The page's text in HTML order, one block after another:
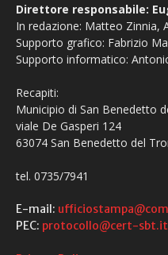
Direttore responsabile:
In redazione: Matteo Zinnia,
Supporto grafico: Fabrizio
Supporto informatico:
Recapiti:
Municipio di San Benedetto
viale De Gasperi 124
63074 San Benedetto del
tel. 0735/7941
E-mail:
PEC: protocollo@cert-sbt.it